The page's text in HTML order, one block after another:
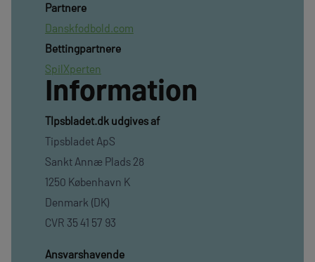
Partnere
Danskfodbold.com
Bettingpartnere
SpilXperten
Information
TIpsbladet.dk udgives af
Tipsbladet ApS
Sankt Annæ Plads 28
1250 København K
Denmark (DK)
CVR 35 41 57 93
Ansvarshavende